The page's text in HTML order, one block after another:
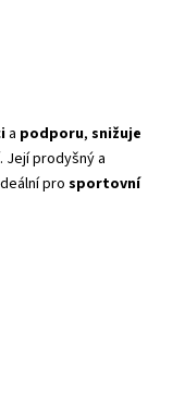
a podporu, snižuje
Její prodyšný a
prosportovní